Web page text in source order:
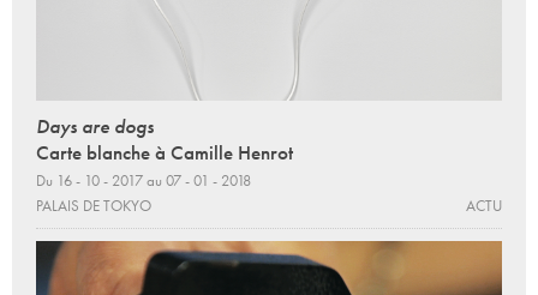
Days are dogs
Carte blanche à Camille Henrot
Du 16 - 10 - 2017 au 07 - 01 - 2018
PALAIS DE TOKYO
ACTU